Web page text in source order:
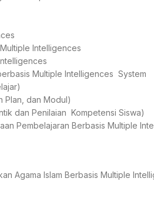
Intelligences
Multiple Intelligences System
Plan, dan Modul)
dan Penilaian Kompetensi Siswa)
Pembelajaran Berbasis Multiple
Agama Islam Berbasis Multiple